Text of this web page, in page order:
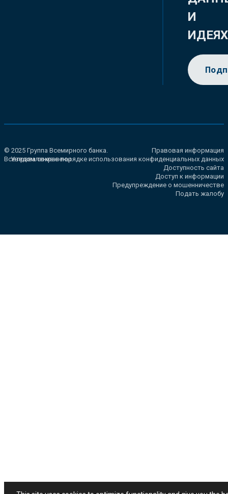
И
ИДЕЯХ
© 2025 Группа Всемирного банка.
Все права сохранены.
Правовая информация
Уведомление о порядке использования конфиденциальных данных
Доступность сайта
Доступ к информации
Предупреждение о мошенничестве
Подать жалобу